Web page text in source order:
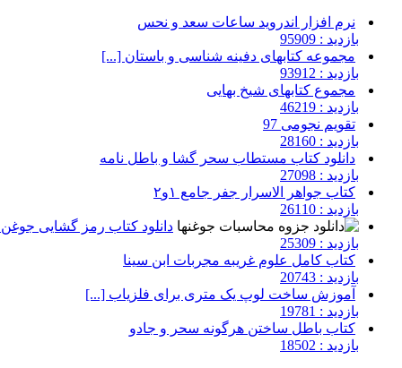
نرم افزار اندروید ساعات سعد و نحس
بازدید : 95909
مجموعه کتابهای دفینه شناسی و باستان [...]
بازدید : 93912
مجموع کتابهای شیخ بهایی
بازدید : 46219
تقویم نجومی 97
بازدید : 28160
دانلود کتاب مستطاب سحر گشا و باطل نامه
بازدید : 27098
کتاب جواهر الاسرار جفر جامع ۱و۲
بازدید : 26110
دانلود کتاب رمز گشایی
بازدید : 25309
کتاب کامل علوم غریبه مجربات ابن سینا
بازدید : 20743
آموزش ساخت لوپ یک متری برای فلزیاب [...]
بازدید : 19781
کتاب باطل ساختن هرگونه سحر و جادو
بازدید : 18502